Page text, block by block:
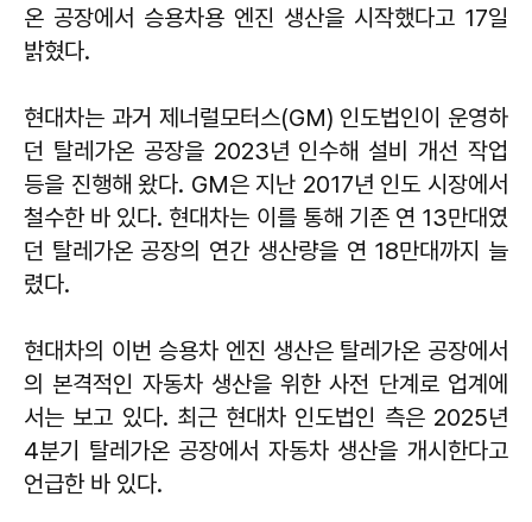
온 공장에서 승용차용 엔진 생산을 시작했다고 17일
밝혔다.
현대차는 과거 제너럴모터스(GM) 인도법인이 운영하
던 탈레가온 공장을 2023년 인수해 설비 개선 작업
등을 진행해 왔다. GM은 지난 2017년 인도 시장에서
철수한 바 있다. 현대차는 이를 통해 기존 연 13만대였
던 탈레가온 공장의 연간 생산량을 연 18만대까지 늘
렸다.
현대차의 이번 승용차 엔진 생산은 탈레가온 공장에서
의 본격적인 자동차 생산을 위한 사전 단계로 업계에
서는 보고 있다. 최근 현대차 인도법인 측은 2025년
4분기 탈레가온 공장에서 자동차 생산을 개시한다고
언급한 바 있다.